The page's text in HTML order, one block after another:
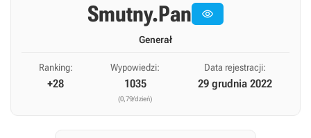
Smutny.Pan 
Generał
Ranking:
+28
Wypowiedzi:
1035
(0,79/dzień)
Data rejestracji:
29 grudnia 2022